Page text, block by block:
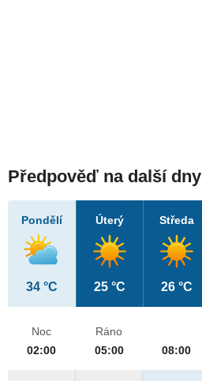
Předpověď na další dny
Pondělí
34 °C
Úterý
25 °C
Středa
26 °C
Noc
02:00
Ráno
05:00
08:00